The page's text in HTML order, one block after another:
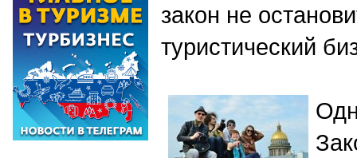
закон не
туристический